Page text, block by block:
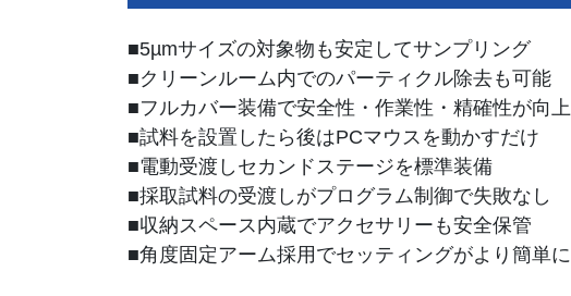
■5µmサイズの対象物も安定してサンプリング
■クリーンルーム内でのパーティクル除去も可能
■フルカバー装備で安全性・作業性・精確性が向上
■試料を設置したら後はPCマウスを動かすだけ
■電動受渡しセカンドステージを標準装備
■採取試料の受渡しがプログラム制御で失敗なし
■収納スペース内蔵でアクセサリーも安全保管
■角度固定アーム採用でセッティングがより簡単に